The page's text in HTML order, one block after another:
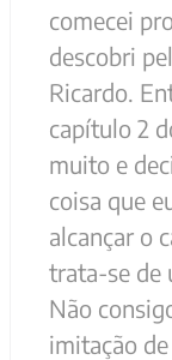
comecei
descobri
Ricardo.
capítulo 2
muito e
coisa que
alcançar o
trata-se de
Não
imitação de